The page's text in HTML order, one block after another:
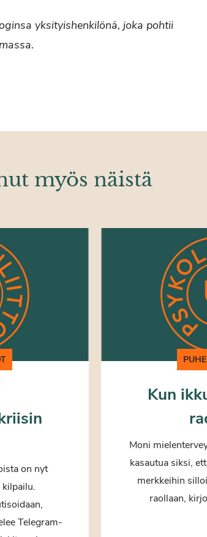
yksityishenkilönä, joka pohtii
myös näistä
on nyt
Telegram-
Kun
Moni
kasautua siksi,
merkkeihin
raollaan,